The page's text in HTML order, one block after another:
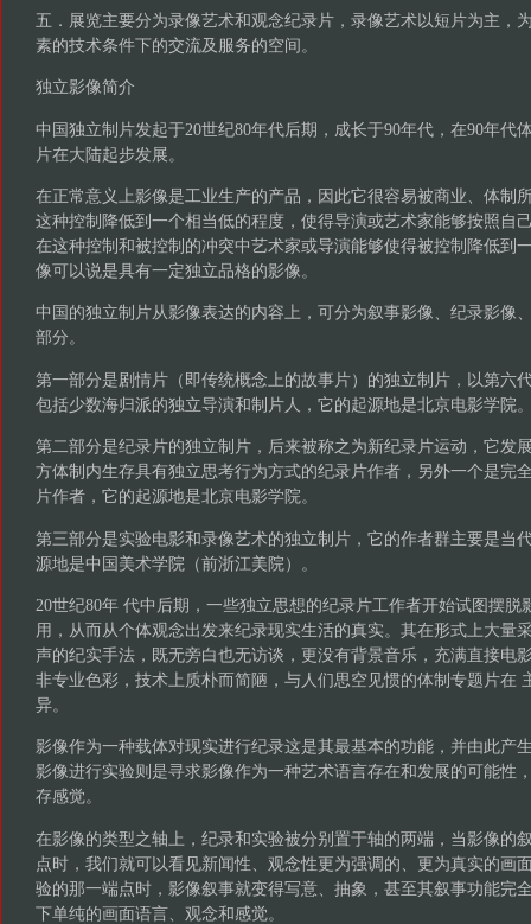
五．展览主要分为录像艺术和观念纪录片，录像艺术以短片为主，
素的技术条件下的交流及服务的空间。
独立影像简介
中国独立制片发起于20世纪80年代后期，成长于90年代，在90年代
片在大陆起步发展。
在正常意义上影像是工业生产的产品，因此它很容易被商业、体制
这种控制降低到一个相当低的程度，使得导演或艺术家能够按照自
在这种控制和被控制的冲突中艺术家或导演能够使得被控制降低到
像可以说是具有一定独立品格的影像。
中国的独立制片从影像表达的内容上，可分为叙事影像、纪录影像
部分。
第一部分是剧情片（即传统概念上的故事片）的独立制片，以第六
包括少数海归派的独立导演和制片人，它的起源地是北京电影学院
第二部分是纪录片的独立制片，后来被称之为新纪录片运动，它发
方体制内生存具有独立思考行为方式的纪录片作者，另外一个是完
片作者，它的起源地是北京电影学院。
第三部分是实验电影和录像艺术的独立制片，它的作者群主要是当
源地是中国美术学院（前浙江美院）。
20世纪80年 代中后期，一些独立思想的纪录片工作者开始试图摆脱
用，从而从个体观念出发来纪录现实生活的真实。其在形式上大量
声的纪实手法，既无旁白也无访谈，更没有背景音乐，充满直接电
非专业色彩，技术上质朴而简陋，与人们思空见惯的体制专题片在
异。
影像作为一种载体对现实进行纪录这是其最基本的功能，并由此产
影像进行实验则是寻求影像作为一种艺术语言存在和发展的可能性
存感觉。
在影像的类型之轴上，纪录和实验被分别置于轴的两端，当影像的
点时，我们就可以看见新闻性、观念性更为强调的、更为真实的画
验的那一端点时，影像叙事就变得写意、抽象，甚至其叙事功能完
下单纯的画面语言、观念和感觉。